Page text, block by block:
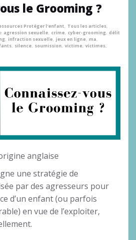
le Grooming ?
Protéger l'enfant, Tous les articles,
agression sexuelle, crime, cyber-grooming, délit
, infraction sexuelle, jeux en ligne, ma,
, silence, soumission, victime, victimes,
anglaise
une stratégie de
par des agresseurs pour
d’un enfant (ou parfois
en vue de l’exploiter,